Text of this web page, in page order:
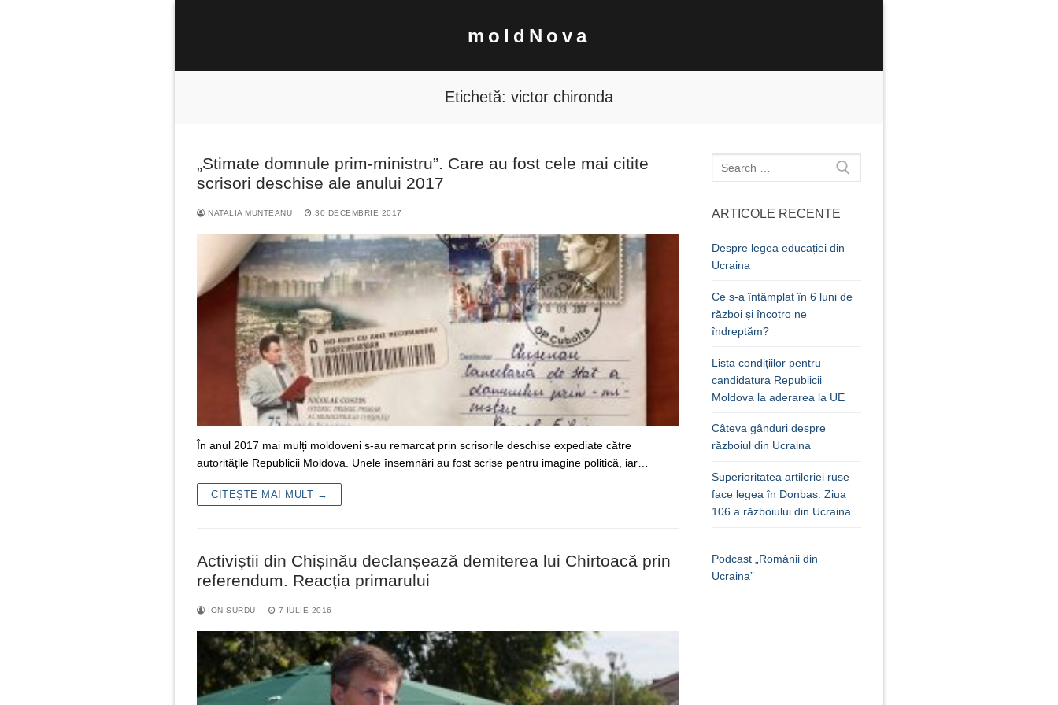
moldNova
Caută
după:
Etichetă: victor chironda
„Stimate domnule prim-ministru”. Care au fost cele mai citite
scrisori deschise ale anului 2017
NATALIA MUNTEANU 30 DECEMBRIE 2017
În anul 2017 mai mulți moldoveni s-au remarcat prin scrisorile deschise expediate către
autoritățile Republicii Moldova. Unele însemnări au fost scrise pentru imagine politică, iar…
CITEȘTE MAI MULT →
Activiștii din Chișinău declanșează demiterea lui Chirtoacă prin
referendum. Reacția primarului
ION SURDU 7 IULIE 2016
Caută
după:
ARTICOLE RECENTE
Despre legea educației din
Ucraina
Ce s-a întâmplat în 6 luni de
război și încotro ne
îndreptăm?
Lista condițiilor pentru
candidatura Republicii
Moldova la aderarea la UE
Câteva gânduri despre
războiul din Ucraina
Superioritatea artileriei ruse
face legea în Donbas. Ziua
106 a războiului din Ucraina
Podcast „Românii din
Ucraina”